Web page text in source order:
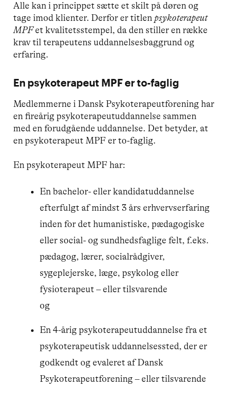
Alle kan i princippet sætte et skilt på døren og
tage imod klienter. Derfor er titlen psykoterapeut
MPFet kvalitetsstempel, da den stiller en række
krav til terapeutens uddannelsesbaggrund og
erfaring.
En psykoterapeut MPF er to-faglig
Medlemmerne i Dansk Psykoterapeutforening har
en fireårig psykoterapeutuddannelse sammen
med en forudgående uddannelse. Det betyder, at
en psykoterapeut MPF er to-faglig.
En psykoterapeut MPF har:
En bachelor- eller kandidatuddannelse
efterfulgt af mindst 3 års erhvervserfaring
inden for det humanistiske, pædagogiske
eller social- og sundhedsfaglige felt, f.eks.
pædagog, lærer, socialrådgiver,
sygeplejerske, læge, psykolog eller
fysioterapeut – eller tilsvarende
og
En 4-årig psykoterapeutuddannelse fra et
psykoterapeutisk uddannelsessted, der er
godkendt og evaleret af Dansk
Psykoterapeutforening – eller tilsvarende